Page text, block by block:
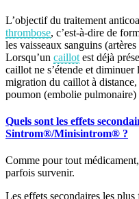
L’objectif du traitement
thrombose, c’est-à-dire de
les vaisseaux sanguins
Lorsqu’un caillot est déjà
caillot ne s’étende et diminuer
migration du caillot à
poumon (embolie
Quels sont les effets
Sintrom®/Minisintrom® ?
Comme pour tout
parfois survenir.
Les effets secondaires les